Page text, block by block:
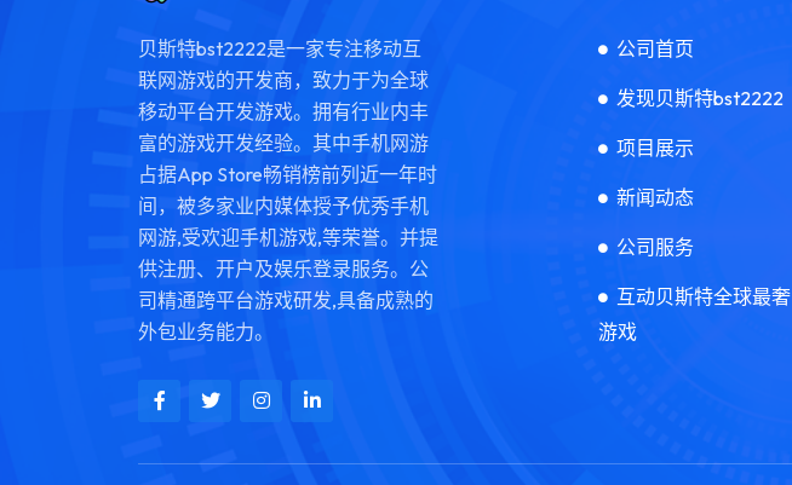
贝斯特bst2222是一家专注移动互
联网游戏的开发商，致力于为全球
移动平台开发游戏。拥有行业内丰
富的游戏开发经验。其中手机网游
占据App Store畅销榜前列近一年时
间，被多家业内媒体授予优秀手机
网游,受欢迎手机游戏,等荣誉。并提
供注册、开户及娱乐登录服务。公
司精通跨平台游戏研发,具备成熟的
外包业务能力。
公司首页
发现贝斯特bst2222
项目展示
新闻动态
公司服务
互动贝斯特全球最奢
游戏